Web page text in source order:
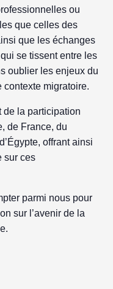
ou
que celles des
que les échanges
se tissent entre les
oublier les enjeux du
contexte migratoire.
de la participation
de France, du
offrant ainsi
sur ces
parmi nous pour
sur l’avenir de la